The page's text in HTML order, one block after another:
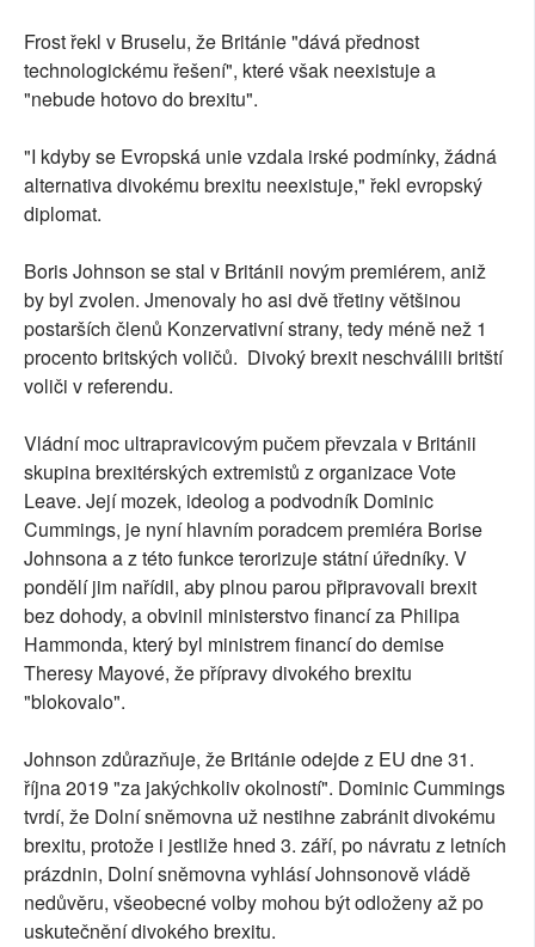
Frost řekl v Bruselu, že Británie "dává přednost
technologickému řešení", které však neexistuje a
"nebude hotovo do brexitu".
"I kdyby se Evropská unie vzdala irské podmínky, žádná
alternativa divokému brexitu neexistuje," řekl evropský
diplomat.
Boris Johnson se stal v Británii novým premiérem, aniž
by byl zvolen. Jmenovaly ho asi dvě třetiny většinou
postarších členů Konzervativní strany, tedy méně než 1
procento britských voličů. Divoký brexit neschválili britští
voliči v referendu.
Vládní moc ultrapravicovým pučem převzala v Británii
skupina brexitérských extremistů z organizace Vote
Leave. Její mozek, ideolog a podvodník Dominic
Cummings, je nyní hlavním poradcem premiéra Borise
Johnsona a z této funkce terorizuje státní úředníky. V
pondělí jim nařídil, aby plnou parou připravovali brexit
bez dohody, a obvinil ministerstvo financí za Philipa
Hammonda, který byl ministrem financí do demise
Theresy Mayové, že přípravy divokého brexitu
"blokovalo".
Johnson zdůrazňuje, že Británie odejde z EU dne 31.
října 2019 "za jakýchkoliv okolností". Dominic Cummings
tvrdí, že Dolní sněmovna už nestihne zabránit divokému
brexitu, protože i jestliže hned 3. září, po návratu z letních
prázdnin, Dolní sněmovna vyhlásí Johnsonově vládě
nedůvěru, všeobecné volby mohou být odloženy až po
uskutečnění divokého brexitu.